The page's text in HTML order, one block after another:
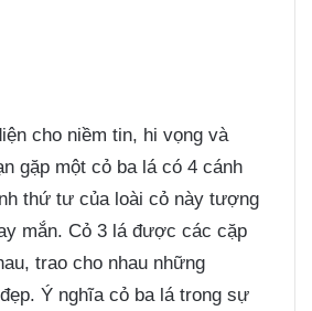
cho niềm tin, hi vọng và
gặp một cỏ ba lá có 4 cánh
thứ tư của loài cỏ này tượng
mắn. Cỏ 3 lá được các cặp
trao cho nhau những
Ý nghĩa cỏ ba lá trong sự